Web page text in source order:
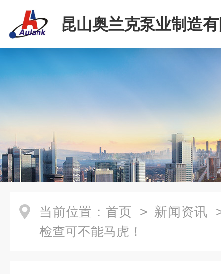
昆山奥兰克泵业制造
当前位置： 首页 > 新闻资讯
检查可不能马虎！